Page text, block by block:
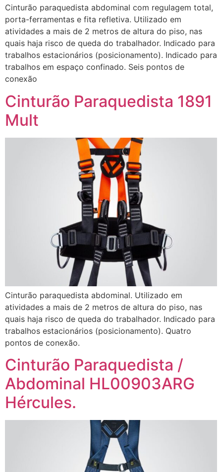
Cinturão paraquedista abdominal com regulagem total,
porta-ferramentas e fita refletiva. Utilizado em
atividades a mais de 2 metros de altura do piso, nas
quais haja risco de queda do trabalhador. Indicado para
trabalhos estacionários (posicionamento). Indicado para
trabalhos em espaço confinado. Seis pontos de
conexão
Cinturão Paraquedista 1891
Mult
Cinturão paraquedista abdominal. Utilizado em
atividades a mais de 2 metros de altura do piso, nas
quais haja risco de queda do trabalhador. Indicado para
trabalhos estacionários (posicionamento). Quatro
pontos de conexão.
Cinturão Paraquedista /
Abdominal HL00903ARG
Hércules.